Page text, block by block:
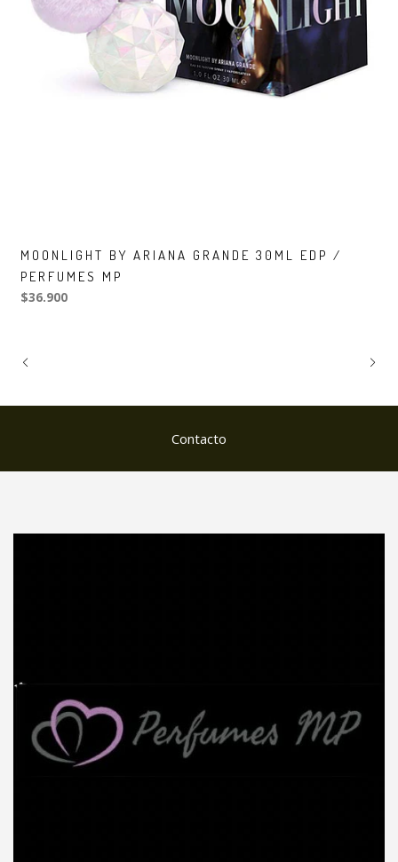
MOONLIGHT BY ARIANA GRANDE 30ML EDP /
PERFUMES MP
$36.900
Contacto